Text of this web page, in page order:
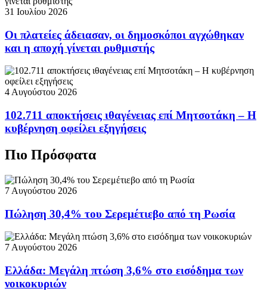
31 Ιουλίου 2026
Οι πλατείες άδειασαν, οι δημοσκόποι αγχώθηκαν
και η αποχή γίνεται ρυθμιστής
4 Αυγούστου 2026
102.711 αποκτήσεις ιθαγένειας επί Μητσοτάκη – Η
κυβέρνηση οφείλει εξηγήσεις
Πιο Πρόσφατα
7 Αυγούστου 2026
Πώληση 30,4% του Σερεμέτιεβο από τη Ρωσία
7 Αυγούστου 2026
Ελλάδα: Μεγάλη πτώση 3,6% στο εισόδημα των
νοικοκυριών